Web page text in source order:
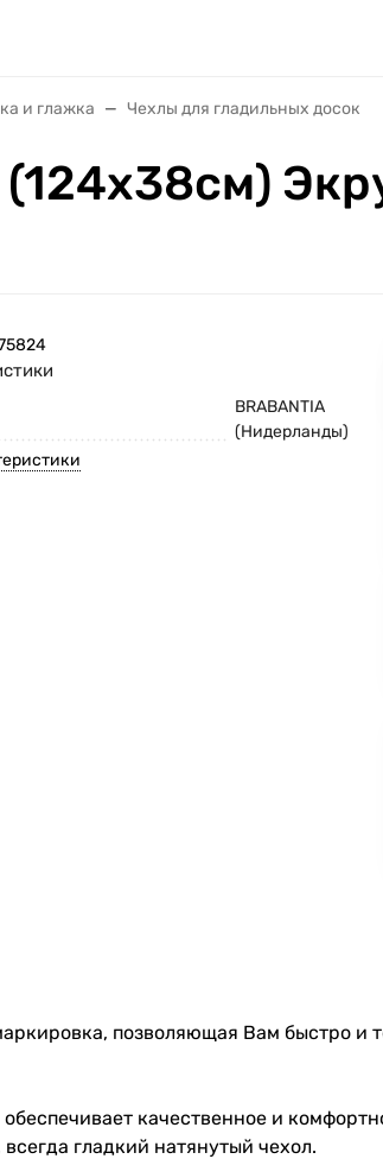
и глажка
Чехлы для гладильных досок
BRABANTIA
(Нидерланды)
позволяющая Вам быстро и
качественное и
гладкий натянутый чехол.